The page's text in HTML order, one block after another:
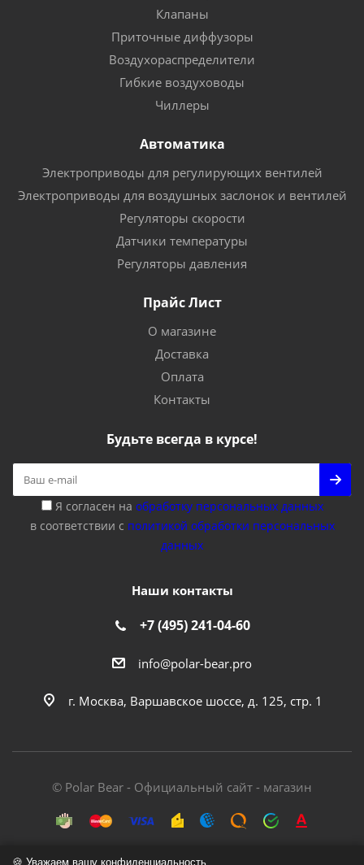
Клапаны
Приточные диффузоры
Воздухораспределители
Гибкие воздуховоды
Чиллеры
Автоматика
Электроприводы для регулирующих вентилей
Электроприводы для воздушных заслонок и вентилей
Регуляторы скорости
Датчики температуры
Регуляторы давления
Прайс Лист
О магазине
Доставка
Оплата
Контакты
Будьте всегда в курсе!
Я согласен на обработку персональных данных
в соответствии с политикой обработки персональных
данных
Наши контакты
+7 (495) 241-04-60
info@polar-bear.pro
г. Москва, Варшавское шоссе, д. 125, стр. 1
© Polar Bear - Официальный сайт - магазин
🍪 Уважаем вашу конфиденциальность